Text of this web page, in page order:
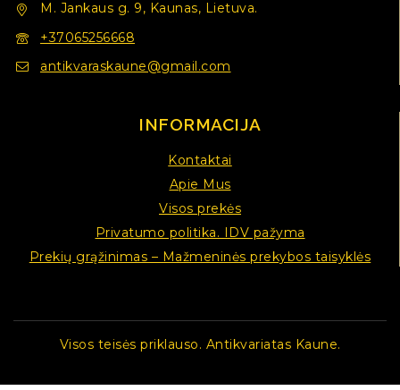
M. Jankaus g. 9, Kaunas, Lietuva.
+37065256668
antikvaraskaune@gmail.com
INFORMACIJA
Kontaktai
Apie Mus
Visos prekės
Privatumo politika. IDV pažyma
Prekių grąžinimas – Mažmeninės prekybos taisyklės
Visos teisės priklauso. Antikvariatas Kaune.